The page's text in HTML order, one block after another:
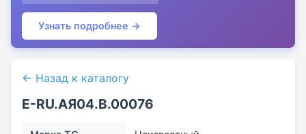
Узнать подробнее →
← Назад к каталогу
Е-RU.АЯ04.В.00076